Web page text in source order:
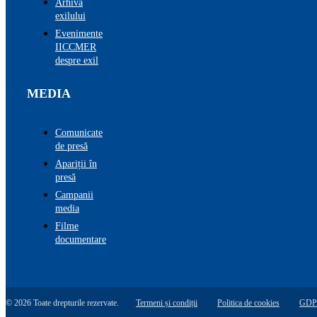
Arhiva
exilului
Evenimente
IICCMER
despre exil
MEDIA
Comunicate
de presă
Apariții în
presă
Campanii
media
Filme
documentare
© 2026 Toate drepturile rezervate. Termeni și condiții Politica de cookies